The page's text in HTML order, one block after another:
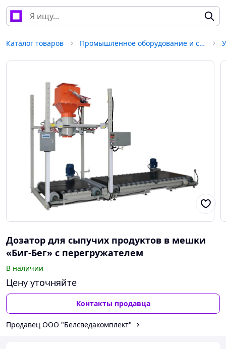
Каталог товаров Промышленное оборудование и станки
Дозатор для сыпучих продуктов в мешки
«Биг-Бег» с перегружателем
В наличии
Цену уточняйте
Контакты продавца
Продавец ООО "Белсведакомплект"